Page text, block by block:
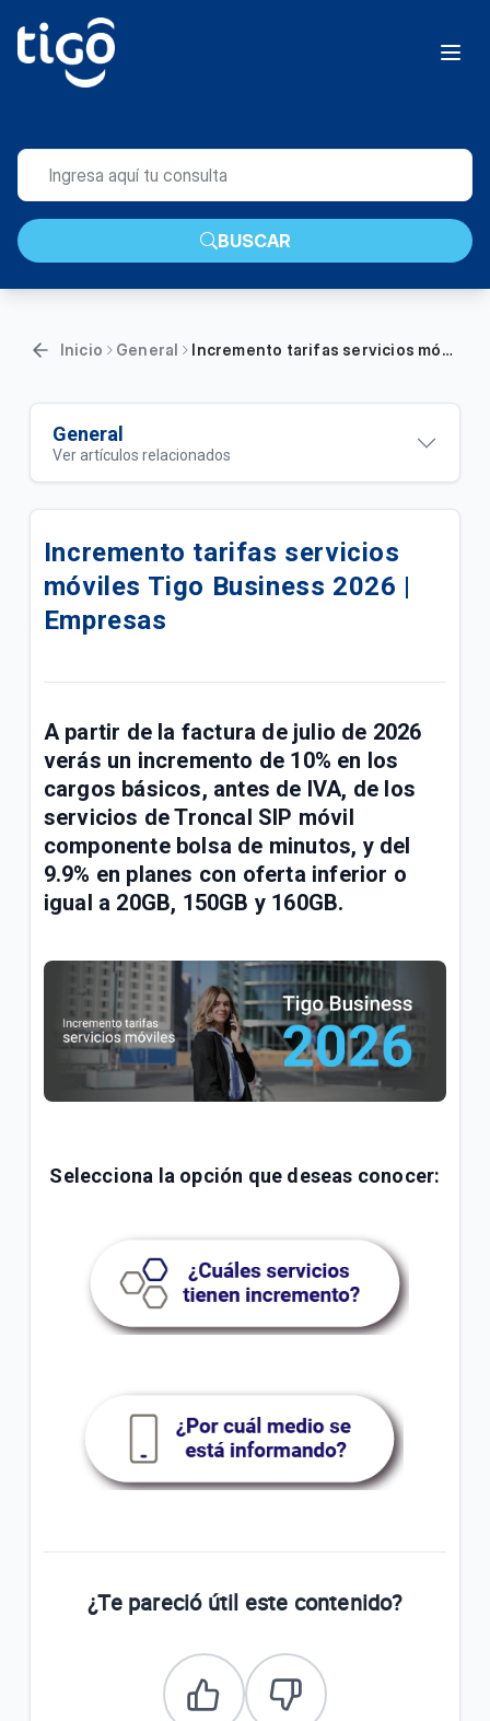
BUSCAR
Inicio General Incremento tarifas servicios móviles Tigo Business 2026 | Empresas
General
Ver artículos relacionados
Compra tu celular 5G en cuotas | Móvil
¿Cómo pagar tus facturas de servicios fijos y
móviles con QR de Bre-b en Mi Tigo? | General
Confirmación de tu visita Tigo por Emtelco | Hogar
Conoce la factura de tu paquete Full Tigo y Full
Información importante de recursos de ley sobre
radicación de PQRS | General
Compra de acciones de UNE por parte de Millicom |
General
Conoce los paquetes Full Tigo + Plus | General
¿Tu servicio cambió? Actualiza tu plan en Mi Tigo |
General
Conoce tu factura Tigo | General
Soporte técnico para tus servicios Tigo | General
VER MÁS
Incremento tarifas servicios
móviles Tigo Business 2026 |
Empresas
A partir de la factura de julio de 2026
verás un incremento de 10% en los
cargos básicos, antes de IVA, de los
servicios de Troncal SIP móvil
componente bolsa de minutos, y del
9.9% en planes con oferta inferior o
igual a 20GB, 150GB y 160GB.
Selecciona la opción que deseas conocer:
¿Te pareció útil este contenido?